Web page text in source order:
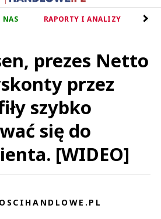
NAS RAPORTY I ANALIZY
prezes Netto
przez
szybko
się do
[WIDEO]